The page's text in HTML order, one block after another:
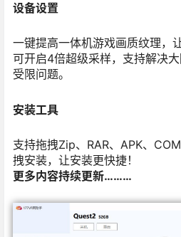
设备设置
一键提高一体机游戏画质纹理，
可开启4倍超级采样，支持解决
受限问题。
安装工具
支持拖拽Zip、RAR、APK、
拽安装，让安装更快捷！
更多内容持续更新………